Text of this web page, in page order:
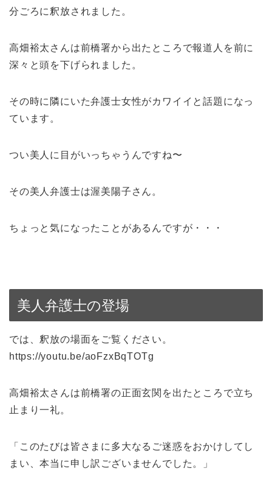
分ごろに釈放されました。
高畑裕太さんは前橋署から出たところで報道人を前に
深々と頭を下げられました。
その時に隣にいた弁護士女性がカワイイと話題になっ
ています。
つい美人に目がいっちゃうんですね〜
その美人弁護士は渥美陽子さん。
ちょっと気になったことがあるんですが・・・
美人弁護士の登場
では、釈放の場面をご覧ください。
https://youtu.be/aoFzxBqTOTg
高畑裕太さんは前橋署の正面玄関を出たところで立ち
止まり一礼。
「このたびは皆さまに多大なるご迷惑をおかけしてし
まい、本当に申し訳ございませんでした。」